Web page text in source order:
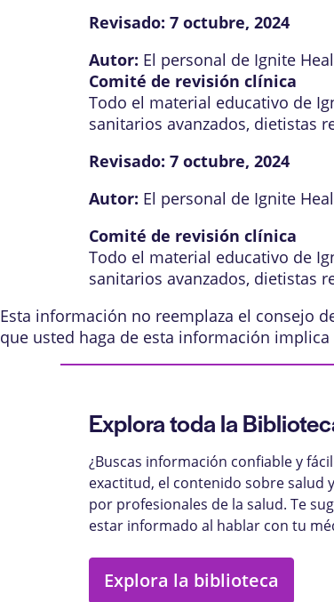
Revisado: 7 octubre, 2024
Autor: El personal de Ignite
Comité de revisión clínica
Todo el material educativo de
sanitarios avanzados, dietistas
Revisado: 7 octubre, 2024
Autor: El personal de Ignite
Comité de revisión clínica
Todo el material educativo de
sanitarios avanzados, dietistas
Esta información no reemplaza el consejo
que usted haga de esta información
Explora toda la
¿Buscas información confiable y
exactitud, el contenido sobre salud
por profesionales de la salud. Te
estar informado al hablar con tu
Explora la biblioteca